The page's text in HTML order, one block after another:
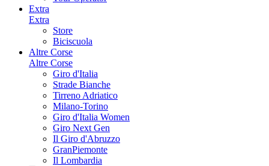
Extra
Extra
Store
Biciscuola
Altre Corse
Altre Corse
Giro d'Italia
Strade Bianche
Tirreno Adriatico
Milano-Torino
Giro d'Italia Women
Giro Next Gen
Il Giro d'Abruzzo
GranPiemonte
Il Lombardia